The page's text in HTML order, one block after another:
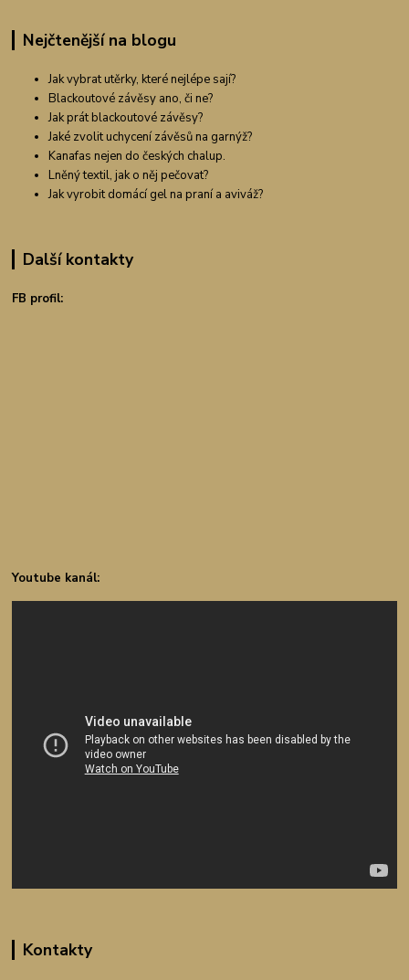
Nejčtenější na blogu
Jak vybrat utěrky, které nejlépe sají?
Blackoutové závěsy ano, či ne?
Jak prát blackoutové závěsy?
Jaké zvolit uchycení závěsů na garnýž?
Kanafas nejen do českých chalup.
Lněný textil, jak o něj pečovat?
Jak vyrobit domácí gel na praní a aviváž?
Další kontakty
FB profil:
Youtube kanál:
Kontakty